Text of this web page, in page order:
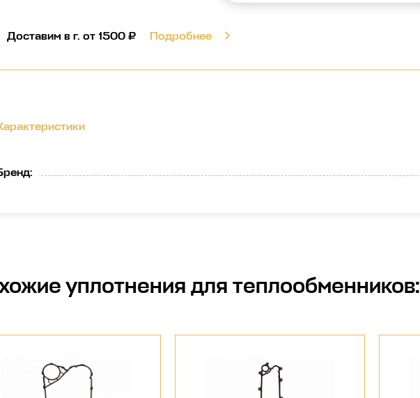
Доставим в г. от 1500 ₽ Подробнее
:
уплотнения для теплообменников: